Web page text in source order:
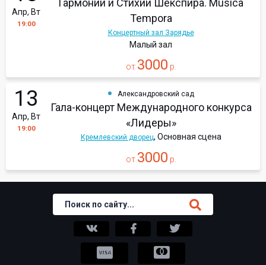
Апр, Вт
19:00
Гармонии и Стихии Шекспира. Musica
Tempora
Концертный зал Зарядье
Малый зал
от 3000 р.
13
Апр, Вт
19:00
Александровский сад
Гала-концерт Международного конкурса
«Лидеры»
Кремлевский дворец, Основная сцена
от 3000 р.